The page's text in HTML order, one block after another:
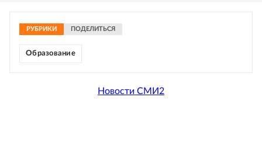
РУБРИКИ ПОДЕЛИТЬСЯ
Образование
Новости СМИ2